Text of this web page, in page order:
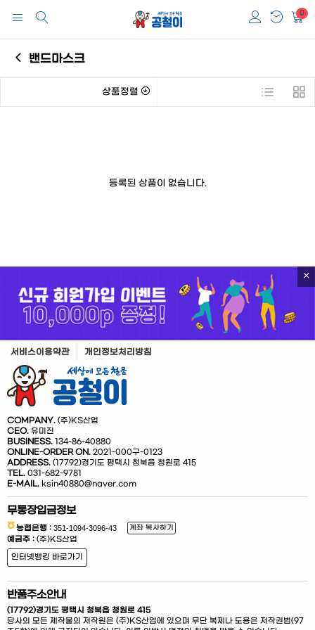
0
밴드마스크
상품정렬
등록된 상품이 없습니다.
서비스이용약관 개인정보처리방침
COMPANY. (주)KS산업
CEO. 유미진
BUSINESS. 134-86-40880
ONLINE-ORDER ON. 2021-000구-0123
ADDRESS. (17792)경기도 평택시 청북읍 청원로 415
TEL. 031-682-9781
E-MAIL. ksin40880@naver.com
무통장입금정보
농협은행 : 계좌 복사하기
예금주 : (주)KS산업
인터넷뱅킹 바로가기
반품주소안내
(17792)경기도 평택시 청북읍 청원로 415
당사의 모든 제작물의 저작원은 (주)KS산업에 있으며 무단 복제나 도용은 저작권법(97